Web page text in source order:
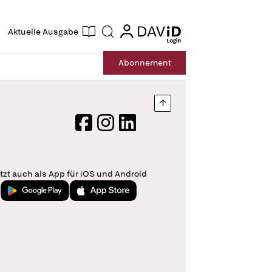
Aktuelle Ausgabe Suche login
login
Abonnement
Nach oben springen
FacebookInstagram
LinkedIn
auch als App für iOS und Android
Jetzt bei Google PlayLaden im App Store